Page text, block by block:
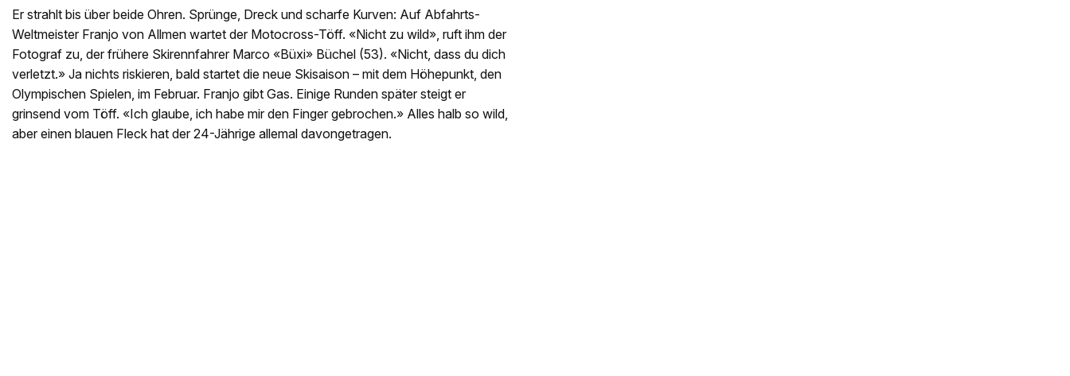
Er strahlt bis über beide Ohren. Sprünge, Dreck und scharfe Kurven: Auf Abfahrts-
Weltmeister Franjo von Allmen wartet der Motocross-Töff. «Nicht zu wild», ruft ihm der
Fotograf zu, der frühere Skirennfahrer Marco «Büxi» Büchel (53). «Nicht, dass du dich
verletzt.» Ja nichts riskieren, bald startet die neue Skisaison – mit dem Höhepunkt, den
Olympischen Spielen, im Februar. Franjo gibt Gas. Einige Runden später steigt er
grinsend vom Töff. «Ich glaube, ich habe mir den Finger gebrochen.» Alles halb so wild,
aber einen blauen Fleck hat der 24-Jährige allemal davongetragen.